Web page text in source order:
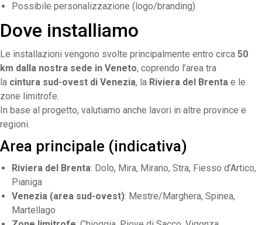
Possibile personalizzazione (logo/branding)
Dove installiamo
Le installazioni vengono svolte principalmente entro circa 50
km dalla nostra sede in Veneto, coprendo l’area tra
la cintura sud-ovest di Venezia, la Riviera del Brenta e le
zone limitrofe.
In base al progetto, valutiamo anche lavori in altre province e
regioni.
Area principale (indicativa)
Riviera del Brenta: Dolo, Mira, Mirano, Stra, Fiesso d’Artico,
Pianiga
Venezia (area sud-ovest): Mestre/Marghera, Spinea,
Martellago